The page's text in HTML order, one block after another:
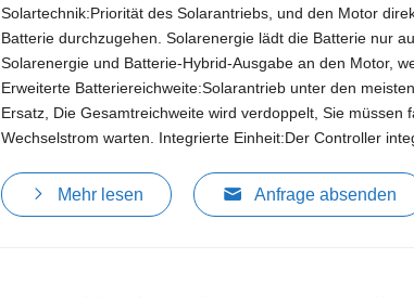
Solartechnik:Priorität des Solarantriebs, und den Motor
Batterie durchzugehen. Solarenergie lädt die Batterie nur
Solarenergie und Batterie-Hybrid-Ausgabe an den Motor,
Erweiterte Batteriereichweite:Solarantrieb unter den
Ersatz, Die Gesamtreichweite wird verdoppelt, Sie müssen
Wechselstrom warten. Integrierte Einheit:Der Controller
Mehr lesen Anfrage absenden